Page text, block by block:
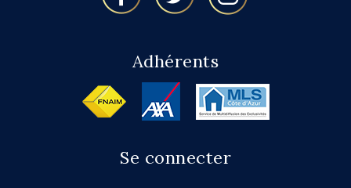
Adhérents
Se connecter